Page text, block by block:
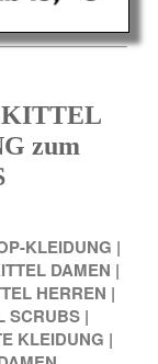
KITTEL
zum
KLEIDUNG |
DAMEN |
HERREN |
SCRUBS |
KLEIDUNG |